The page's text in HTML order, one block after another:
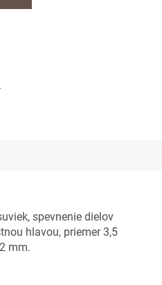
spevnenie dielov
hlavou, priemer 3,5
mm.